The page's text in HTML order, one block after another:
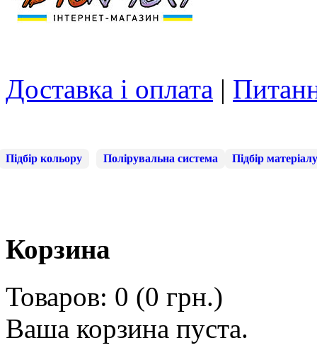
Доставка і оплата |
Підбір кольору Полірувальна система Підбір матеріалу
Корзина
Товаров: 0 (0 грн.)
Ваша корзина пуста.